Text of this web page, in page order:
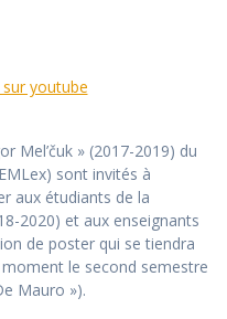
youtube
Mel’čuk » (2017-2019) du
sont invités à
aux étudiants de la
2020) et aux enseignants
de poster qui se tiendra
le second semestre
Mauro »).